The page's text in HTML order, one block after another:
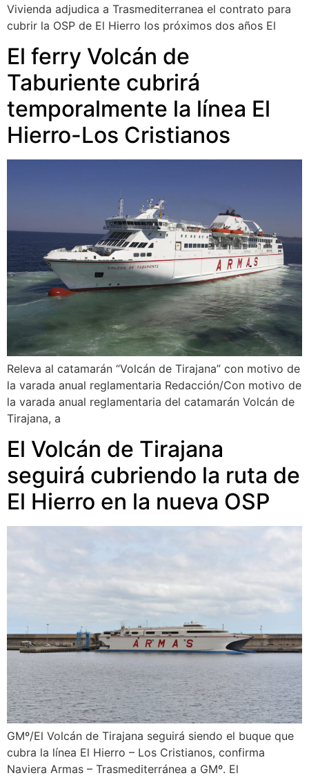
Vivienda adjudica a Trasmediterranea el contrato para
cubrir la OSP de El Hierro los próximos dos años El
El ferry Volcán de
Taburiente cubrirá
temporalmente la línea El
Hierro-Los Cristianos
Releva al catamarán “Volcán de Tirajana” con motivo de
la varada anual reglamentaria Redacción/Con motivo de
la varada anual reglamentaria del catamarán Volcán de
Tirajana, a
El Volcán de Tirajana
seguirá cubriendo la ruta de
El Hierro en la nueva OSP
GMº/El Volcán de Tirajana seguirá siendo el buque que
cubra la línea El Hierro – Los Cristianos, confirma
Naviera Armas – Trasmediterránea a GMº. El